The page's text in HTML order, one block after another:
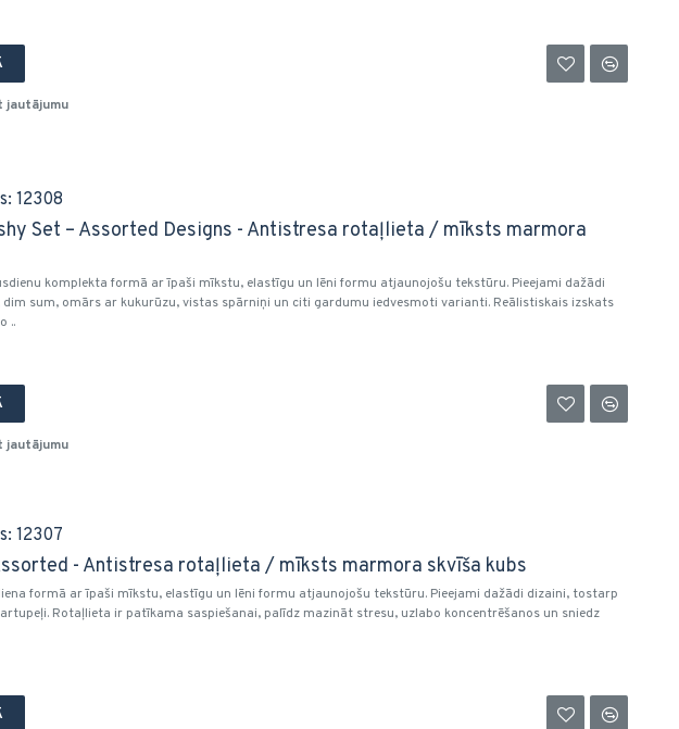
jautājumu
12308
Set – Assorted Designs - Antistresa rotaļlieta / mīksts marmora
komplekta formā ar īpaši mīkstu, elastīgu un lēni formu atjaunojošu tekstūru. Pieejami dažādi
sum, omārs ar kukurūzu, vistas spārniņi un citi gardumu iedvesmoti varianti. Reālistiskais izskats
..
jautājumu
12307
- Antistresa rotaļlieta / mīksts marmora skvīša kubs
formā ar īpaši mīkstu, elastīgu un lēni formu atjaunojošu tekstūru. Pieejami dažādi dizaini, tostarp
Rotaļlieta ir patīkama saspiešanai, palīdz mazināt stresu, uzlabo koncentrēšanos un sniedz